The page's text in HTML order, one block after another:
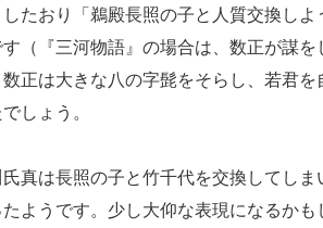
たおり「鵜殿長照の子と人質交換しよ
す（『三河物語』の場合は、数正が謀
正は大きな八の字髭をそらし、若君
しょう。
真は長照の子と竹千代を交換してしま
たようです。少し大仰な表現になるか